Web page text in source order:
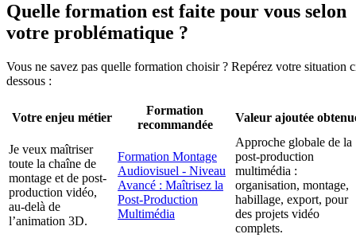
Quelle formation est faite pour vous selon
votre problématique ?
Vous ne savez pas quelle formation choisir ? Repérez votre situation
dessous :
Votre enjeu métier
Formation
recommandée
Valeur ajoutée
Je veux maîtriser
toute la chaîne de
montage et de post-
production vidéo,
au-delà de
l’animation 3D.
Formation Montage
Audiovisuel - Niveau
Avancé : Maîtrisez la
Post-Production
Multimédia
Approche globale de la
post-production
multimédia :
organisation, montage,
habillage, export, pour
des projets vidéo
complets.